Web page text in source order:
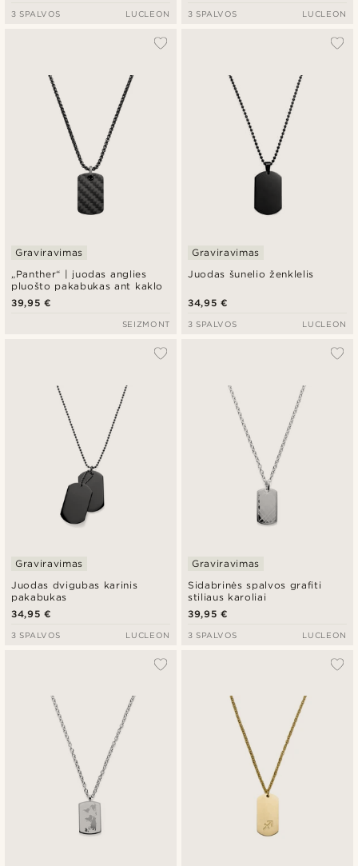
3 SPALVOS LUCLEON 3 SPALVOS LUCLEON
„Panther“ | juodas anglies
pluošto pakabukas ant kaklo
Graviravimas
39,95 €
SEIZMONT
Juodas šunelio ženklelis
Graviravimas
34,95 €
3 SPALVOS LUCLEON
Juodas dvigubas karinis
pakabukas
Graviravimas
34,95 €
3 SPALVOS LUCLEON
Sidabrinės spalvos grafiti
stiliaus karoliai
Graviravimas
39,95 €
3 SPALVOS LUCLEON